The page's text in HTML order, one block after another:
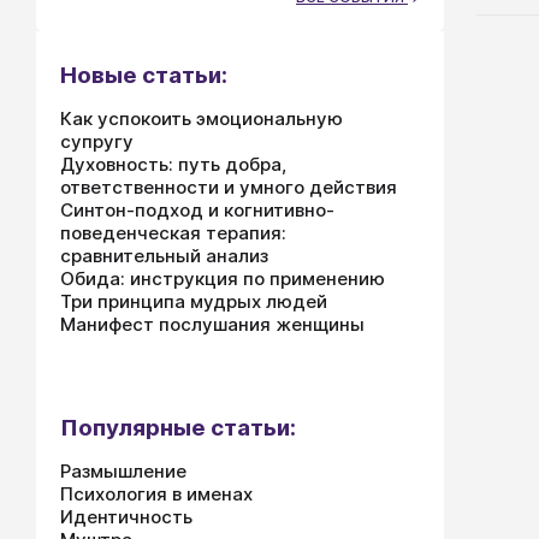
Новые статьи:
Как успокоить эмоциональную
супругу
Духовность: путь добра,
ответственности и умного действия
Синтон-подход и когнитивно-
поведенческая терапия:
сравнительный анализ
Обида: инструкция по применению
Три принципа мудрых людей
Манифест послушания женщины
Популярные статьи:
Размышление
Психология в именах
Идентичность